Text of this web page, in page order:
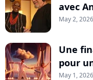
avec
May 2, 2026
Une
pour
May 1, 2026